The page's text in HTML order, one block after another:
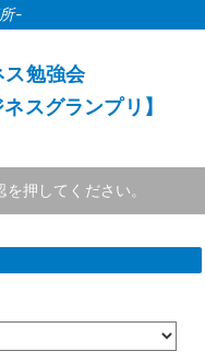
-
勉強会
スグランプリ】
押してください。